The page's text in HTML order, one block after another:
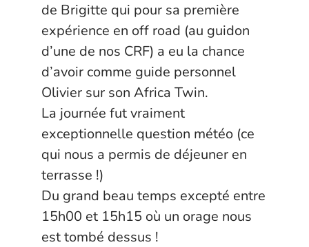
de Brigitte qui pour sa première
expérience en off road (au guidon
d’une de nos CRF) a eu la chance
d’avoir comme guide personnel
Olivier sur son Africa Twin.
La journée fut vraiment
exceptionnelle question météo (ce
qui nous a permis de déjeuner en
terrasse !)
Du grand beau temps excepté entre
15h00 et 15h15 où un orage nous
est tombé dessus !